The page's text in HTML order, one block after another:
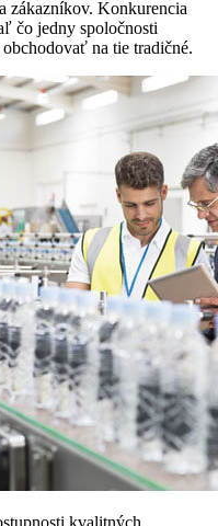
zákazníkov. Konkurencia
čo jedny spoločnosti
na tie tradičné.
kvalitných